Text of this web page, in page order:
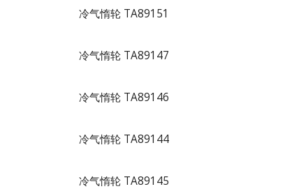
冷气惰轮 TA89151
冷气惰轮 TA89147
冷气惰轮 TA89146
冷气惰轮 TA89144
冷气惰轮 TA89145